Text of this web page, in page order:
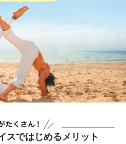
スではじめるメリット